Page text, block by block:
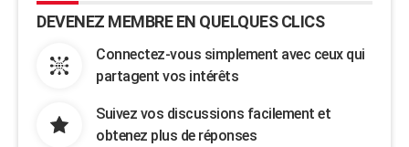
DEVENEZ MEMBRE EN QUELQUES CLICS
Connectez-vous simplement avec ceux qui
partagent vos intérêts
Suivez vos discussions facilement et
obtenez plus de réponses